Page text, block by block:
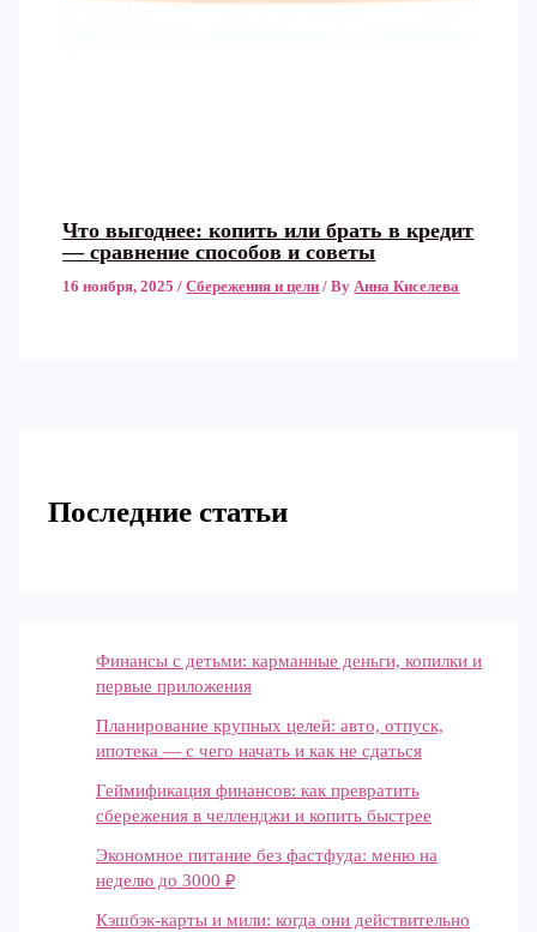
Что выгоднее: копить или брать в кредит
— сравнение способов и советы
16 ноября, 2025/Сбережения и цели / By Анна Киселева
Последние статьи
Финансы с детьми: карманные деньги, копилки и
первые приложения
Планирование крупных целей: авто, отпуск,
ипотека — с чего начать и как не сдаться
Геймификация финансов: как превратить
сбережения в челленджи и копить быстрее
Экономное питание без фастфуда: меню на
неделю до 3000 ₽
Кэшбэк-карты и мили: когда они действительно